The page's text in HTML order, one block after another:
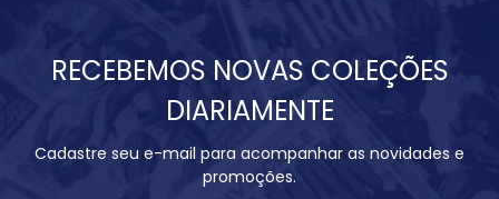
RECEBEMOS NOVAS COLEÇÕES
DIARIAMENTE
Cadastre seu e-mail para acompanhar as novidades e
promoções.